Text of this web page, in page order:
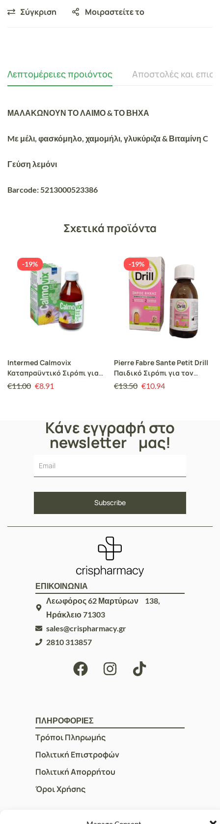
Σύγκριση Μοιραστείτε το
Λεπτομέρειες προιόντος Αποστολές και
ΜΑΛΑΚΩΝΟΥΝ ΤΟ ΛΑΙΜΟ & ΤΟ ΒΗΧΑ
Mε μέλι, φασκόμηλο, χαμομήλι, γλυκύριζα & Βιταμίνη C
Γεύση λεμόνι
Barcode: 5213000523386
Σχετικά προϊόντα
-19%
Intermed Calmovix
Καταπραϋντικό Σιρόπι για
τον Βήχα 125ml
€11.00 €8.91
-19%
Pierre Fabre Sante Petit Drill
Παιδικό Σιρόπι για τον
Ξηρό Βήχα με Γεύση
€13.50 €10.94
Κάνε εγγραφή στο
newsletter μας!
ΕΠΙΚΟΙΝΩΝΙΑ
Λεωφόρος 62 Μαρτύρων 138,
Ηράκλειο 71303
sales@crispharmacy.gr
2810 313857
ΠΛΗΡΟΦΟΡΙΕΣ
Τρόποι Πληρωμής
Πολιτική Επιστροφών
Πολιτική Απορρήτου
Όροι Χρήσης